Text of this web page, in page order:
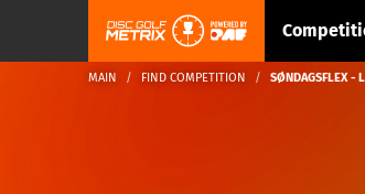
MAIN FIND COMPETITION SØNDAGSFLEX -